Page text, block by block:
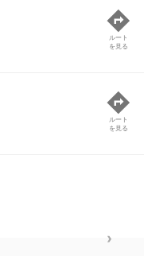
ルート
を見る
ルート
を見る